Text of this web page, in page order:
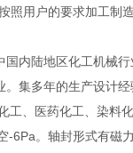
照用户的要求加工制造
国内陆地区化工机械
。集多年的生产设计
工、医药化工、染料
-6Pa。轴封形式有磁